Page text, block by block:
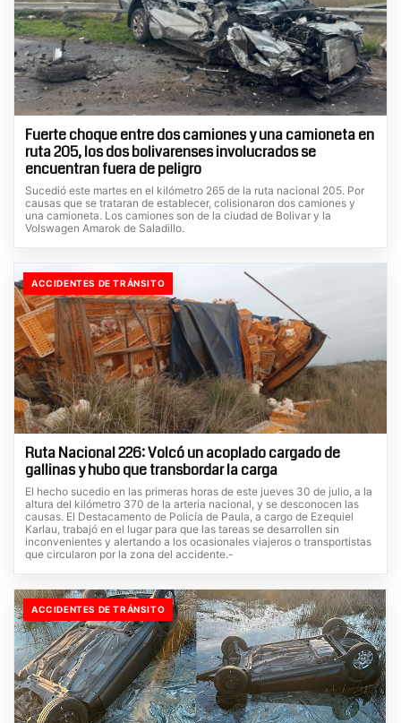
Fuerte choque entre dos camiones y una camioneta en
ruta 205, los dos bolivarenses involucrados se
encuentran fuera de peligro
Sucedió este martes en el kilómetro 265 de la ruta nacional 205. Por
causas que se trataran de establecer, colisionaron dos camiones y
una camioneta. Los camiones son de la ciudad de Bolivar y la
Volswagen Amarok de Saladillo.
ACCIDENTES DE TRÁNSITO
Ruta Nacional 226: Volcó un acoplado cargado de
gallinas y hubo que transbordar la carga
El hecho sucedio en las primeras horas de este jueves 30 de julio, a la
altura del kilómetro 370 de la arteria nacional, y se desconocen las
causas. El Destacamento de Policía de Paula, a cargo de Ezequiel
Karlau, trabajó en el lugar para que las tareas se desarrollen sin
inconvenientes y alertando a los ocasionales viajeros o transportistas
que circularon por la zona del accidente.-
ACCIDENTES DE TRÁNSITO